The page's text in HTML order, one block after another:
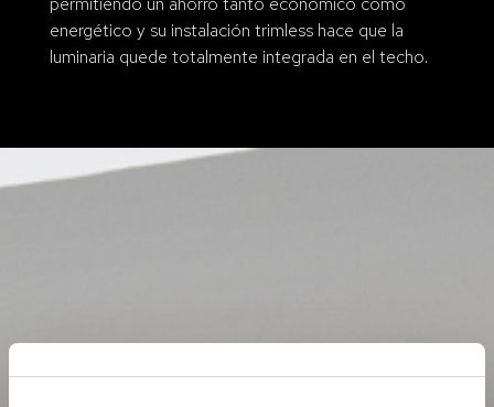
energético y su instalación trimless hace que la
luminaria quede totalmente integrada en el techo.